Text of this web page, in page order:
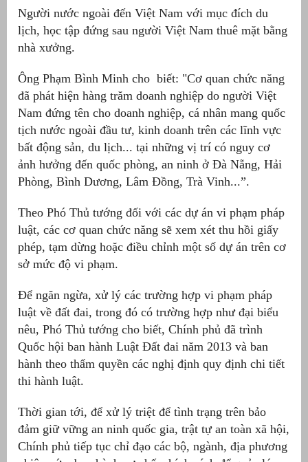
Người nước ngoài đến Việt Nam với mục đích du
lịch, học tập đứng sau người Việt Nam thuê mặt bằng
nhà xưởng.
Ông Phạm Bình Minh cho biết: "Cơ quan chức năng
đã phát hiện hàng trăm doanh nghiệp do người Việt
Nam đứng tên cho doanh nghiệp, cá nhân mang quốc
tịch nước ngoài đầu tư, kinh doanh trên các lĩnh vực
bất động sản, du lịch... tại những vị trí có nguy cơ
ảnh hưởng đến quốc phòng, an ninh ở Đà Nẵng, Hải
Phòng, Bình Dương, Lâm Đồng, Trà Vinh...”.
Theo Phó Thủ tướng đối với các dự án vi phạm pháp
luật, các cơ quan chức năng sẽ xem xét thu hồi giấy
phép, tạm dừng hoặc điều chỉnh một số dự án trên cơ
sở mức độ vi phạm.
Để ngăn ngừa, xử lý các trường hợp vi phạm pháp
luật về đất đai, trong đó có trường hợp như đại biểu
nêu, Phó Thủ tướng cho biết, Chính phủ đã trình
Quốc hội ban hành Luật Đất đai năm 2013 và ban
hành theo thẩm quyền các nghị định quy định chi tiết
thi hành luật.
Thời gian tới, để xử lý triệt để tình trạng trên bảo
đảm giữ vững an ninh quốc gia, trật tự an toàn xã hội,
Chính phủ tiếp tục chỉ đạo các bộ, ngành, địa phương